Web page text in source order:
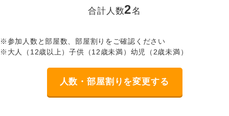
合計人数2名
※参加人数と部屋数、部屋割りをご確認ください
※大人（12歳以上）子供（12歳未満）幼児（2歳未満）
人数・部屋割りを変更する